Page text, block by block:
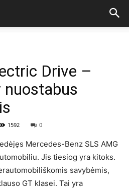
Drive –
nuostabus
1592 0
Mercedes-Benz SLS AMG
Jis tiesiog yra kitoks.
savybėmis,
GT klasei. Tai yra